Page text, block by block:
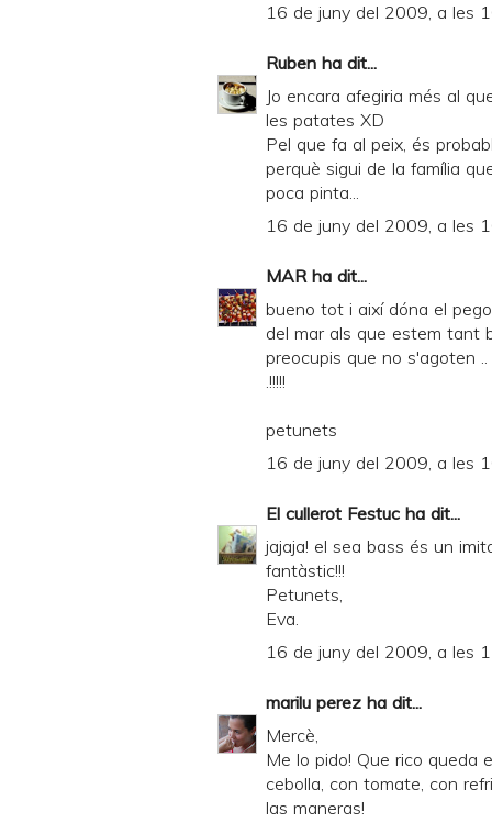
16 de juny del 2009, a les
Ruben ha dit...
Jo encara afegiria més al
les patates XD
Pel que fa al peix, és
perquè sigui de la família
poca pinta...
16 de juny del 2009, a les
MARha dit...
bueno tot i així dóna el
del mar als que estem tant
preocupis que no s'agoten
.!!!!!
petunets
16 de juny del 2009, a les
El cullerot Festuc ha dit...
jajaja! el sea bass és un
fantàstic!!!
Petunets,
Eva.
16 de juny del 2009, a les
marilu perez ha dit...
Mercè,
Me lo pido! Que rico queda
cebolla, con tomate, con
las maneras!